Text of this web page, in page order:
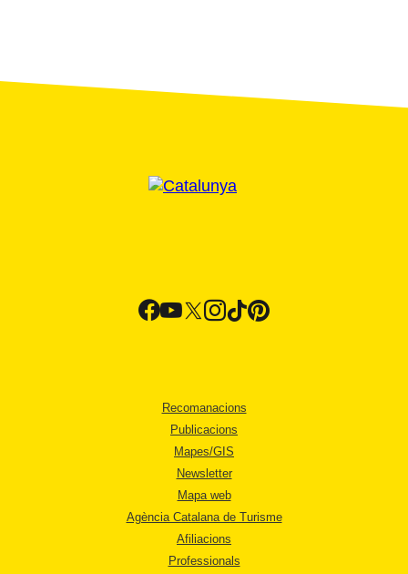
Recomanacions
Publicacions
Mapes/GIS
Newsletter
Mapa web
Agència Catalana de Turisme
Afiliacions
Professionals